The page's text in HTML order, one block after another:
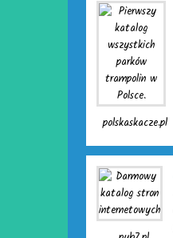
polskaskacze.pl